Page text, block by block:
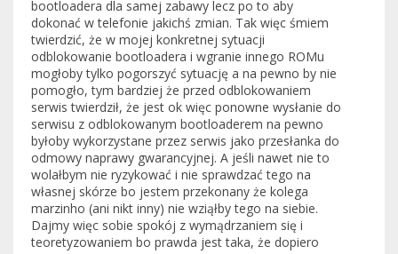
bootloadera dla samej zabawy lecz po to aby
dokonać w telefonie jakichś zmian. Tak więc śmiem
twierdzić, że w mojej konkretnej sytuacji
odblokowanie bootloadera i wgranie innego ROMu
mogłoby tylko pogorszyć sytuację a na pewno by nie
pomogło, tym bardziej że przed odblokowaniem
serwis twierdził, że jest ok więc ponowne wysłanie do
serwisu z odblokowanym bootloaderem na pewno
byłoby wykorzystane przez serwis jako przesłanka do
odmowy naprawy gwarancyjnej. A jeśli nawet nie to
wolałbym nie ryzykować i nie sprawdzać tego na
własnej skórze bo jestem przekonany że kolega
marzinho (ani nikt inny) nie wziąłby tego na siebie.
Dajmy więc sobie spokój z wymądrzaniem się i
teoretyzowaniem bo prawda jest taka, że dopiero